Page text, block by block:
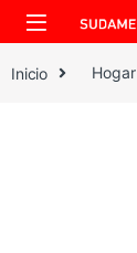
Skip to navigation
Skip to content
Inicio Hogar